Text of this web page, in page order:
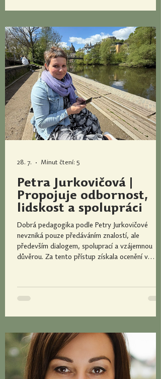
výuka
Petra Jurkovičová |
Propojuje odbornost,
lidskost a spolupráci
Dobrá pedagogika podle Petry Jurkovičové
nevzniká pouze předáváním znalostí, ale
především dialogem, spoluprací a vzájemnou
důvěrou. Za tento přístup získala ocenění v
bezpečné prostředí pro otázky i vlastní
zkušenosti studentů a ukazuje jim, jak mohou
výuka nestane jen předáváním informací, a
28. 7. Minut čtení: 5